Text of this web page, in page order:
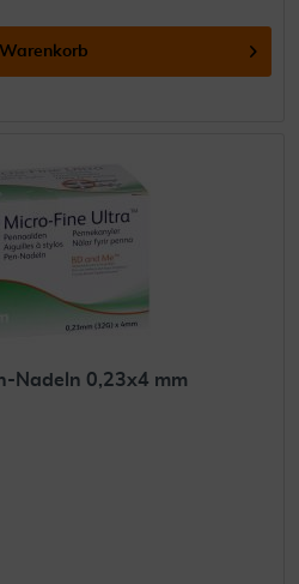
Warenkorb
Nadeln 0,23x4 mm